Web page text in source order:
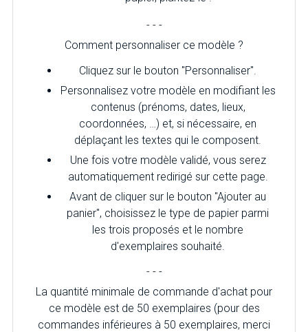
- - -
Comment personnaliser ce modèle ?
Cliquez sur le bouton "Personnaliser".
Personnalisez votre modèle en modifiant les
contenus (prénoms, dates, lieux,
coordonnées, …) et, si nécessaire, en
déplaçant les textes qui le composent.
Une fois votre modèle validé, vous serez
automatiquement redirigé sur cette page.
Avant de cliquer sur le bouton "Ajouter au
panier", choisissez le type de papier parmi
les trois proposés et le nombre
d'exemplaires souhaité.
- - -
La quantité minimale de commande d'achat pour
ce modèle est de 50 exemplaires (pour des
commandes inférieures à 50 exemplaires, merci